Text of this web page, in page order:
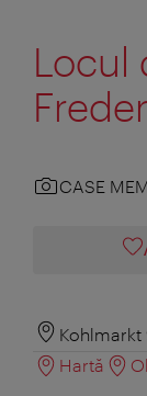
Locul
CASE
Kohlmarkt
Hartă